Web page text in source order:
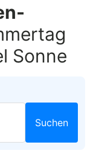
Sonne
Suchen